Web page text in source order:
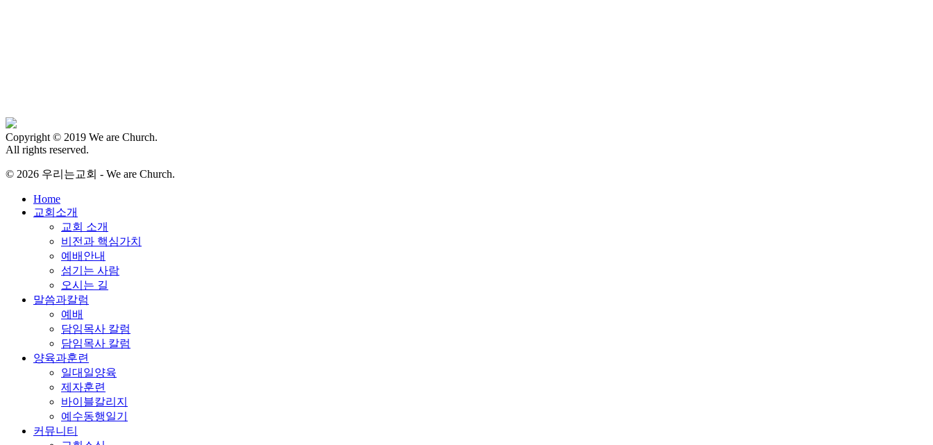
Copyright © 2019 We are Church.
All rights reserved.
© 2026 우리는교회 - We are Church.
Close
Menu
Home
교회소개
교회 소개
비전과 핵심가치
예배안내
섬기는 사람
오시는 길
말씀과칼럼
예배
담임목사 칼럼
담임목사 칼럼
양육과훈련
일대일양육
제자훈련
바이블칼리지
예수동행일기
커뮤니티